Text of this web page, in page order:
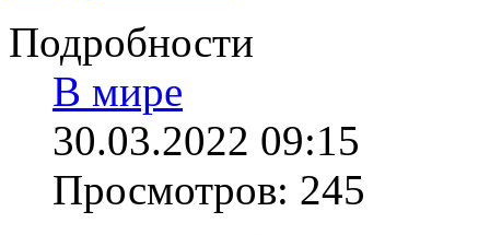
Подробности
В мире
30.03.2022 09:15
Просмотров: 245